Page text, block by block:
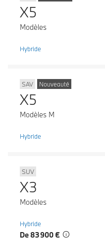
X5
Modèles
Hybride
SAV Nouveauté
X5
Modèles M
Hybride
SUV
X3
Modèles
Hybride
De 83 900 €